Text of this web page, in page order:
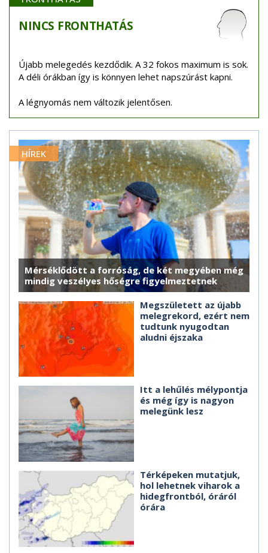
NINCS FRONTHATÁS
Újabb melegedés kezdődik. A 32 fokos maximum is sok.
A déli órákban így is könnyen lehet napszúrást kapni.
A légnyomás nem változik jelentősen.
HÍREK
Mérséklődött a forróság, de két megyében még
mindig veszélyes hőségre figyelmeztetnek
Megszületett az újabb
melegrekord, ezért nem
tudtunk nyugodtan
aludni éjszaka
Itt a lehűlés mélypontja
és még így is nagyon
melegünk lesz
Térképeken mutatjuk,
hol lehetnek viharok a
hidegfrontból, óráról
órára